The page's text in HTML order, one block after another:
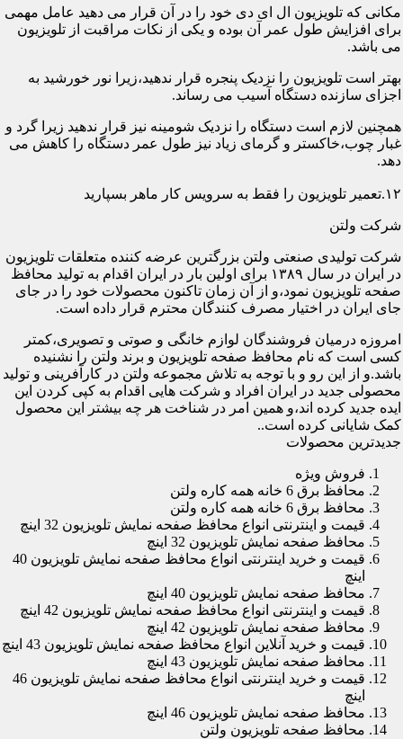
مکانی که تلویزیون ال ای دی خود را در آن قرار می دهید عامل مهمی
برای افزایش طول عمر آن بوده و یکی از نکات مراقبت از تلویزیون
می باشد.
بهتر است تلویزیون را نزدیک پنجره قرار ندهید،زیرا نور خورشید به
اجزای سازنده دستگاه آسیب می رساند.
همچنین لازم است دستگاه را نزدیک شومینه نیز قرار ندهید زیرا گرد و
غبار چوب،خاکستر و گرمای زیاد نیز طول عمر دستگاه را کاهش می
دهد.
۱۲.تعمیر تلویزیون را فقط به سرویس کار ماهر بسپارید
شرکت ولتن
شرکت تولیدی صنعتی ولتن بزرگترین عرضه کننده متعلقات تلویزیون
در ایران در سال ۱۳۸۹ برای اولین بار در ایران اقدام به تولید محافظ
صفحه تلویزیون نمود،و از آن زمان تاکنون محصولات خود را در جای
جای ایران در اختیار مصرف کنندگان محترم قرار داده است.
امروزه درمیان فروشندگان لوازم خانگی و صوتی و تصویری،کمتر
کسی است که نام محافظ صفحه تلویزیون و برند ولتن را نشنیده
باشد.و از این رو و با توجه به تلاش مجموعه ولتن در کارآفرینی و تولید
محصولی جدید در ایران افراد و شرکت هایی اقدام به کپی کردن این
ایده جدید کرده اند،و همین امر در شناخت هر چه بیشتر این محصول
کمک شایانی کرده است..
جدیدترین محصولات
فروش ویژه
محافظ برق 6 خانه همه کاره ولتن
محافظ برق 6 خانه همه کاره ولتن
قیمت و اینترنتی انواع محافظ صفحه نمایش تلویزیون 32 اینچ
محافظ صفحه نمایش تلویزیون 32 اینچ
قیمت و خرید اینترنتی انواع محافظ صفحه نمایش تلویزیون 40
اینچ
محافظ صفحه نمایش تلویزیون 40 اینچ
قیمت و اینترنتی انواع محافظ صفحه نمایش تلویزیون 42 اینچ
محافظ صفحه نمایش تلویزیون 42 اینچ
قیمت و خرید آنلاین انواع محافظ صفحه نمایش تلویزیون 43 اینچ
محافظ صفحه نمایش تلویزیون 43 اینچ
قیمت و خرید اینترنتی انواع محافظ صفحه نمایش تلویزیون 46
اینچ
محافظ صفحه نمایش تلویزیون 46 اینچ
محافظ صفحه تلویزیون ولتن